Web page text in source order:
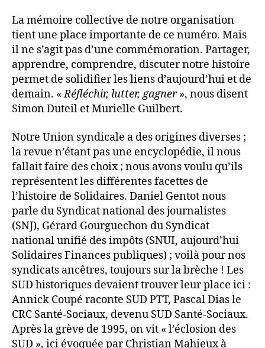
La mémoire collective de notre organisation
tient une place importante de ce numéro. Mais
il ne s’agit pas d’une commémoration. Partager,
apprendre, comprendre, discuter notre histoire
permet de solidifier les liens d’aujourd’hui et de
demain. «Réfléchir, lutter, gagner», nous disent
Simon Duteil et Murielle Guilbert.
Notre Union syndicale a des origines diverses ;
la revue n’étant pas une encyclopédie, il nous
fallait faire des choix ; nous avons voulu qu’ils
représentent les différentes facettes de
l’histoire de Solidaires. Daniel Gentot nous
parle du Syndicat national des journalistes
(SNJ), Gérard Gourguechon du Syndicat
national unifié des impôts (SNUI, aujourd’hui
Solidaires Finances publiques) ; voilà pour nos
syndicats ancêtres, toujours sur la brèche ! Les
SUD historiques devaient trouver leur place ici :
Annick Coupé raconte SUD PTT, Pascal Dias le
CRC Santé-Sociaux, devenu SUD Santé-Sociaux.
Après la grève de 1995, on vit « l’éclosion des
SUD », ici évoquée par Christian Mahieux à